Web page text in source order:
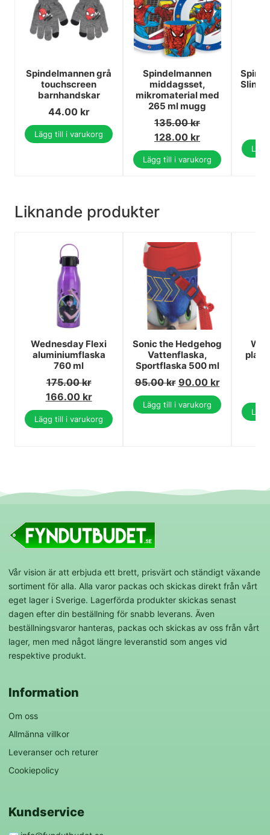
Spindelmannen grå
touchscreen
barnhandskar
44.00 kr
Lägg till i varukorg
Spindelmannen
middagsset,
mikromaterial med
265 ml mugg
135.00kr
128.00 kr
Lägg till i varukorg
Liknande produkter
Wednesday Flexi
aluminiumflaska
760 ml
175.00kr
166.00 kr
Lägg till i varukorg
Sonic the Hedgehog
Vattenflaska,
Sportflaska 500 ml
95.00kr 90.00 kr
Lägg till i varukorg
Vår vision är att erbjuda ett brett, prisvärt och ständigt växande
sortiment för alla. Alla varor packas och skickas direkt från vårt
eget lager i Sverige. Lagerförda produkter skickas senast
dagen efter din beställning för snabb leverans. Även
beställningsvaror hanteras, packas och skickas av oss från vårt
lager, men med något längre leveranstid som anges vid
respektive produkt.
Information
Om oss
Allmänna villkor
Leveranser och returer
Cookiepolicy
Kundservice